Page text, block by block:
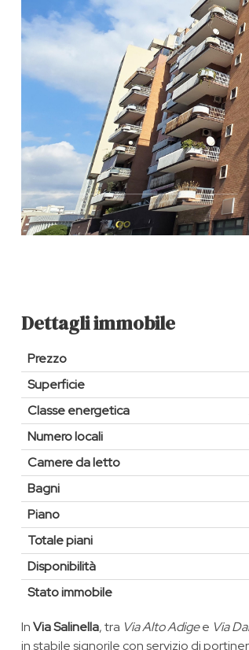
Dettagli immobile
Prezzo
Superficie
Classe energetica
Numero locali
Camere da letto
Bagni
Piano
Totale piani
Disponibilità
Stato immobile
InVia Salinella, tra Via Alto Adigee Via
in stabile signorile con servizio di